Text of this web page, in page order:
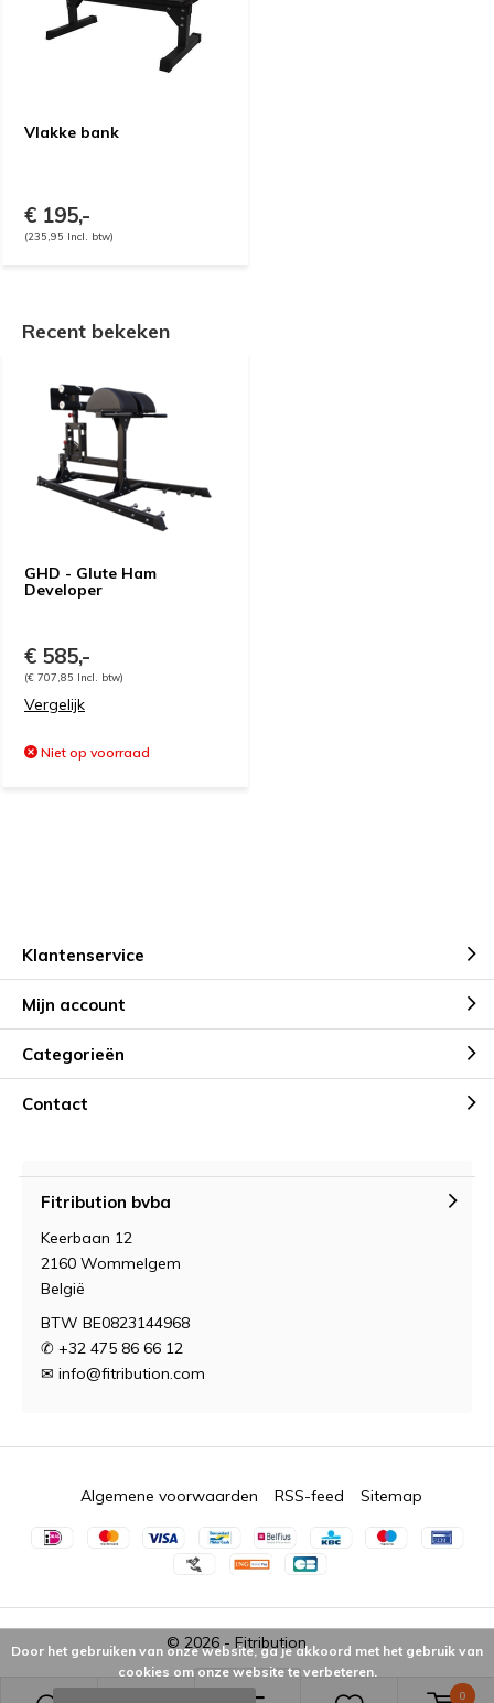
0
Vlakke bank
€ 195,-
(235,95 Incl. btw)
Recent bekeken
GHD - Glute Ham
Developer
€ 585,-
(€ 707,85 Incl. btw)
Vergelijk
Niet op voorraad
Klantenservice
Mijn account
Categorieën
Contact
Fitribution bvba
Keerbaan 12
2160 Wommelgem
België
BTW BE0823144968
✆ +32 475 86 66 12
✉ info@fitribution.com
© 2026 - Fitribution
Algemene voorwaarden RSS-feed Sitemap
Door het gebruiken van onze website, ga je akkoord met het gebruik van
cookies om onze website te verbeteren.